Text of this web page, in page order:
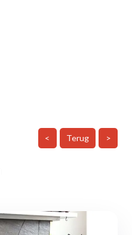
< Terug >